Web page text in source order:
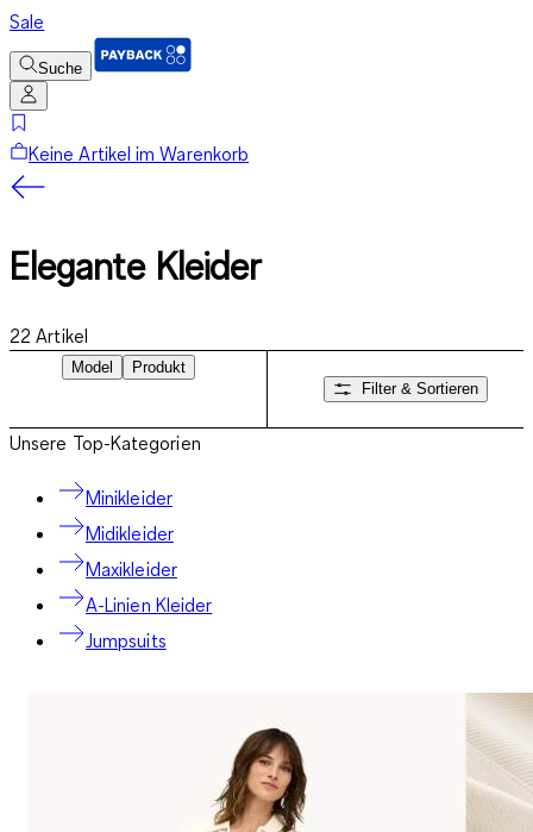
Sale
Suche
Keine Artikel im Warenkorb
Elegante Kleider
22 Artikel
Model
Produkt
Filter & Sortieren
Unsere Top-Kategorien
Minikleider
Midikleider
Maxikleider
A-Linien Kleider
Jumpsuits